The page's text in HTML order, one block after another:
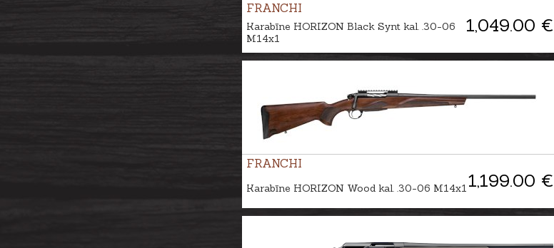
FRANCHI
1,049.00 €
Karabīne HORIZON Black Synt kal. .30-06
M14x1
FRANCHI
1,199.00 €
Karabīne HORIZON Wood kal. .30-06 M14x1